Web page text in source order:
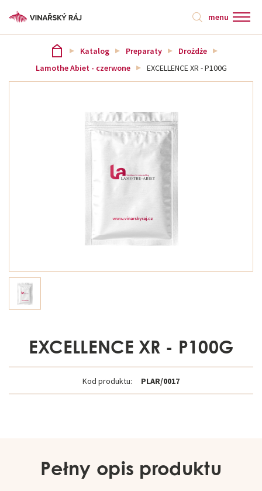
menu
Katalog Preparaty
Drożdże
Lamothe Abiet - czerwone
EXCELLENCE XR - P100G
EXCELLENCE XR - P100G
Kod produktu: PLAR/0017
Pełny opis produktu